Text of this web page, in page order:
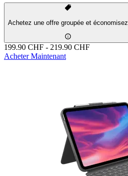
Achetez une offre groupée et économisez
199.90 CHF - 219.90 CHF
Acheter Maintenant